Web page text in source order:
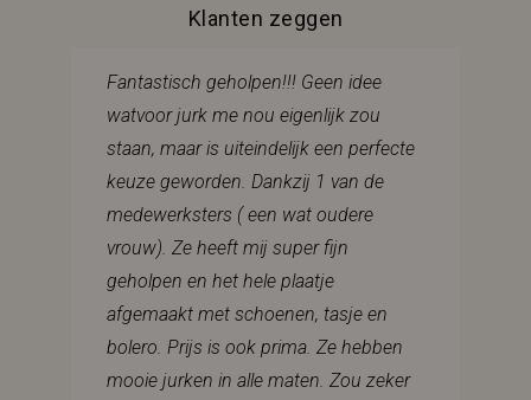
Klanten zeggen
Fantastisch geholpen!!! Geen idee
watvoor jurk me nou eigenlijk zou
staan, maar is uiteindelijk een perfecte
keuze geworden. Dankzij 1 van de
medewerksters ( een wat oudere
vrouw). Ze heeft mij super fijn
geholpen en het hele plaatje
afgemaakt met schoenen, tasje en
bolero. Prijs is ook prima. Ze hebben
mooie jurken in alle maten. Zou zeker